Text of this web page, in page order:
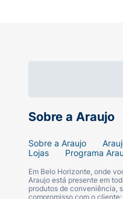
Sobre a Araujo
Sobre a Araujo
Lojas
Programa
Em Belo Horizonte, onde
Araujo está presente em
produtos de conveniência,
compromisso com o